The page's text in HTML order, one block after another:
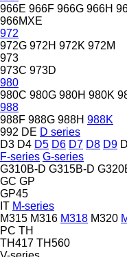
966E 966F 966G 966H
966MXE
972
972G 972H 972K 972M
973
973C 973D
980
980C 980G 980H 980K
988
988F 988G 988H 988K
992 DE D series
D3 D4 D5 D6 D7 D8 D9
F-series G-series
G310B-D G315B-D
GC GP
GP45
IT M-series
M315 M316 M318 M320
PC TH
TH417 TH560